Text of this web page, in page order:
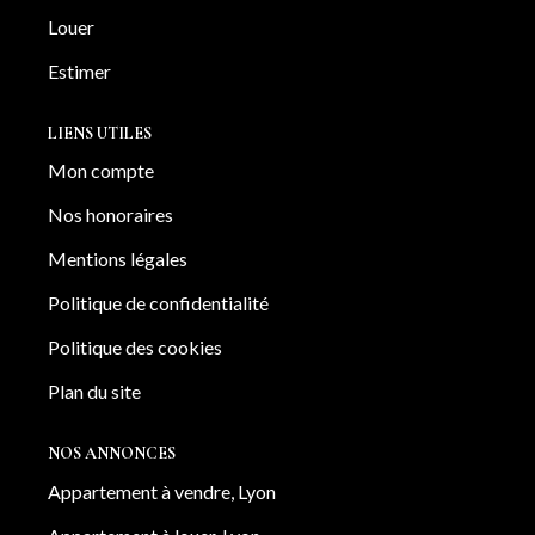
Louer
Estimer
LIENS UTILES
Mon compte
Nos honoraires
Mentions légales
Politique de confidentialité
Politique des cookies
Plan du site
NOS ANNONCES
Appartement à vendre, Lyon